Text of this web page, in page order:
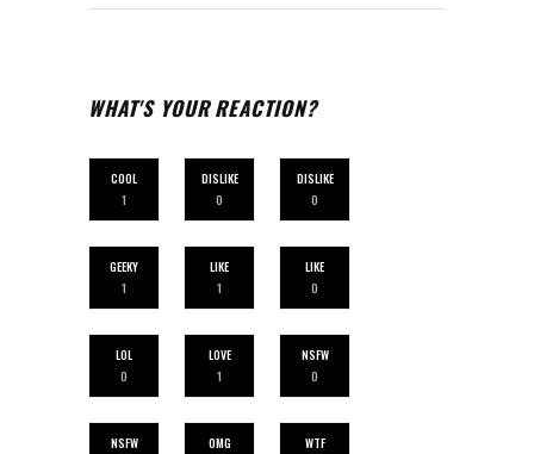
WHAT'S YOUR REACTION?
COOL
1
DISLIKE
0
DISLIKE
0
GEEKY
1
LIKE
1
LIKE
0
LOL
0
LOVE
1
NSFW
0
NSFW
OMG
WTF